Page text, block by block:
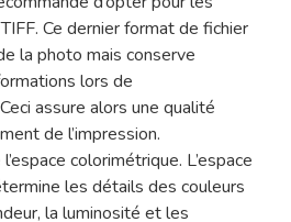
Ce dernier format de fichier
la photo mais conserve
lors de
assure alors une qualité
de l’impression.
colorimétrique. L’espace
les détails des couleurs
la luminosité et les